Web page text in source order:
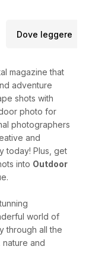
Dove leggere
magazine that
adventure
shots with
photo for
photographers
and
today! Plus, get
into Outdoor
world of
through all the
and